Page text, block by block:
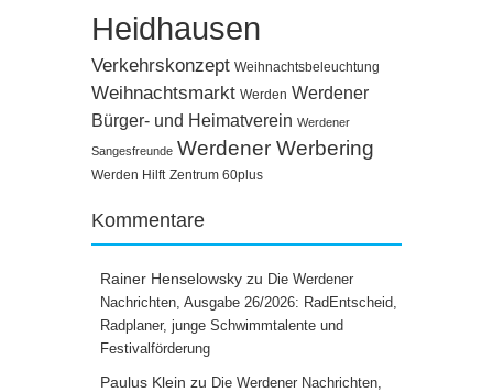
Heidhausen
Verkehrskonzept Weihnachtsbeleuchtung
Weihnachtsmarkt Werden Werdener
Bürger- und Heimatverein Werdener
Sangesfreunde Werdener Werbering
Werden Hilft Zentrum 60plus
Kommentare
Rainer Henselowsky zu Die Werdener
Nachrichten, Ausgabe 26/2026: RadEntscheid,
Radplaner, junge Schwimmtalente und
Festivalförderung
Paulus Klein zu Die Werdener Nachrichten,